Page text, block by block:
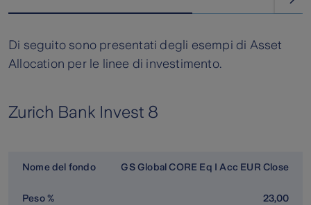
Di seguito sono presentati degli esempi di Asset
Allocation per le linee di investimento.
Zurich Bank Invest 8
GS Global CORE Eq I Acc EUR Close
23,00